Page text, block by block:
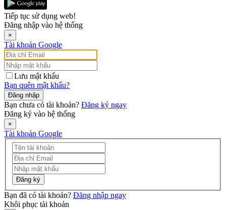
Tiếp tục sử dụng web!
Đăng nhập vào hệ thống
×
Tài khoản Google
Lưu mật khẩu
Bạn quên mật khẩu?
Đăng nhập
Bạn chưa có tài khoản? Đăng ký ngay
Đăng ký vào hệ thống
×
Tài khoản Google
Đăng ký
Bạn đã có tài khoản? Đăng nhập ngay
Khôi phục tài khoản